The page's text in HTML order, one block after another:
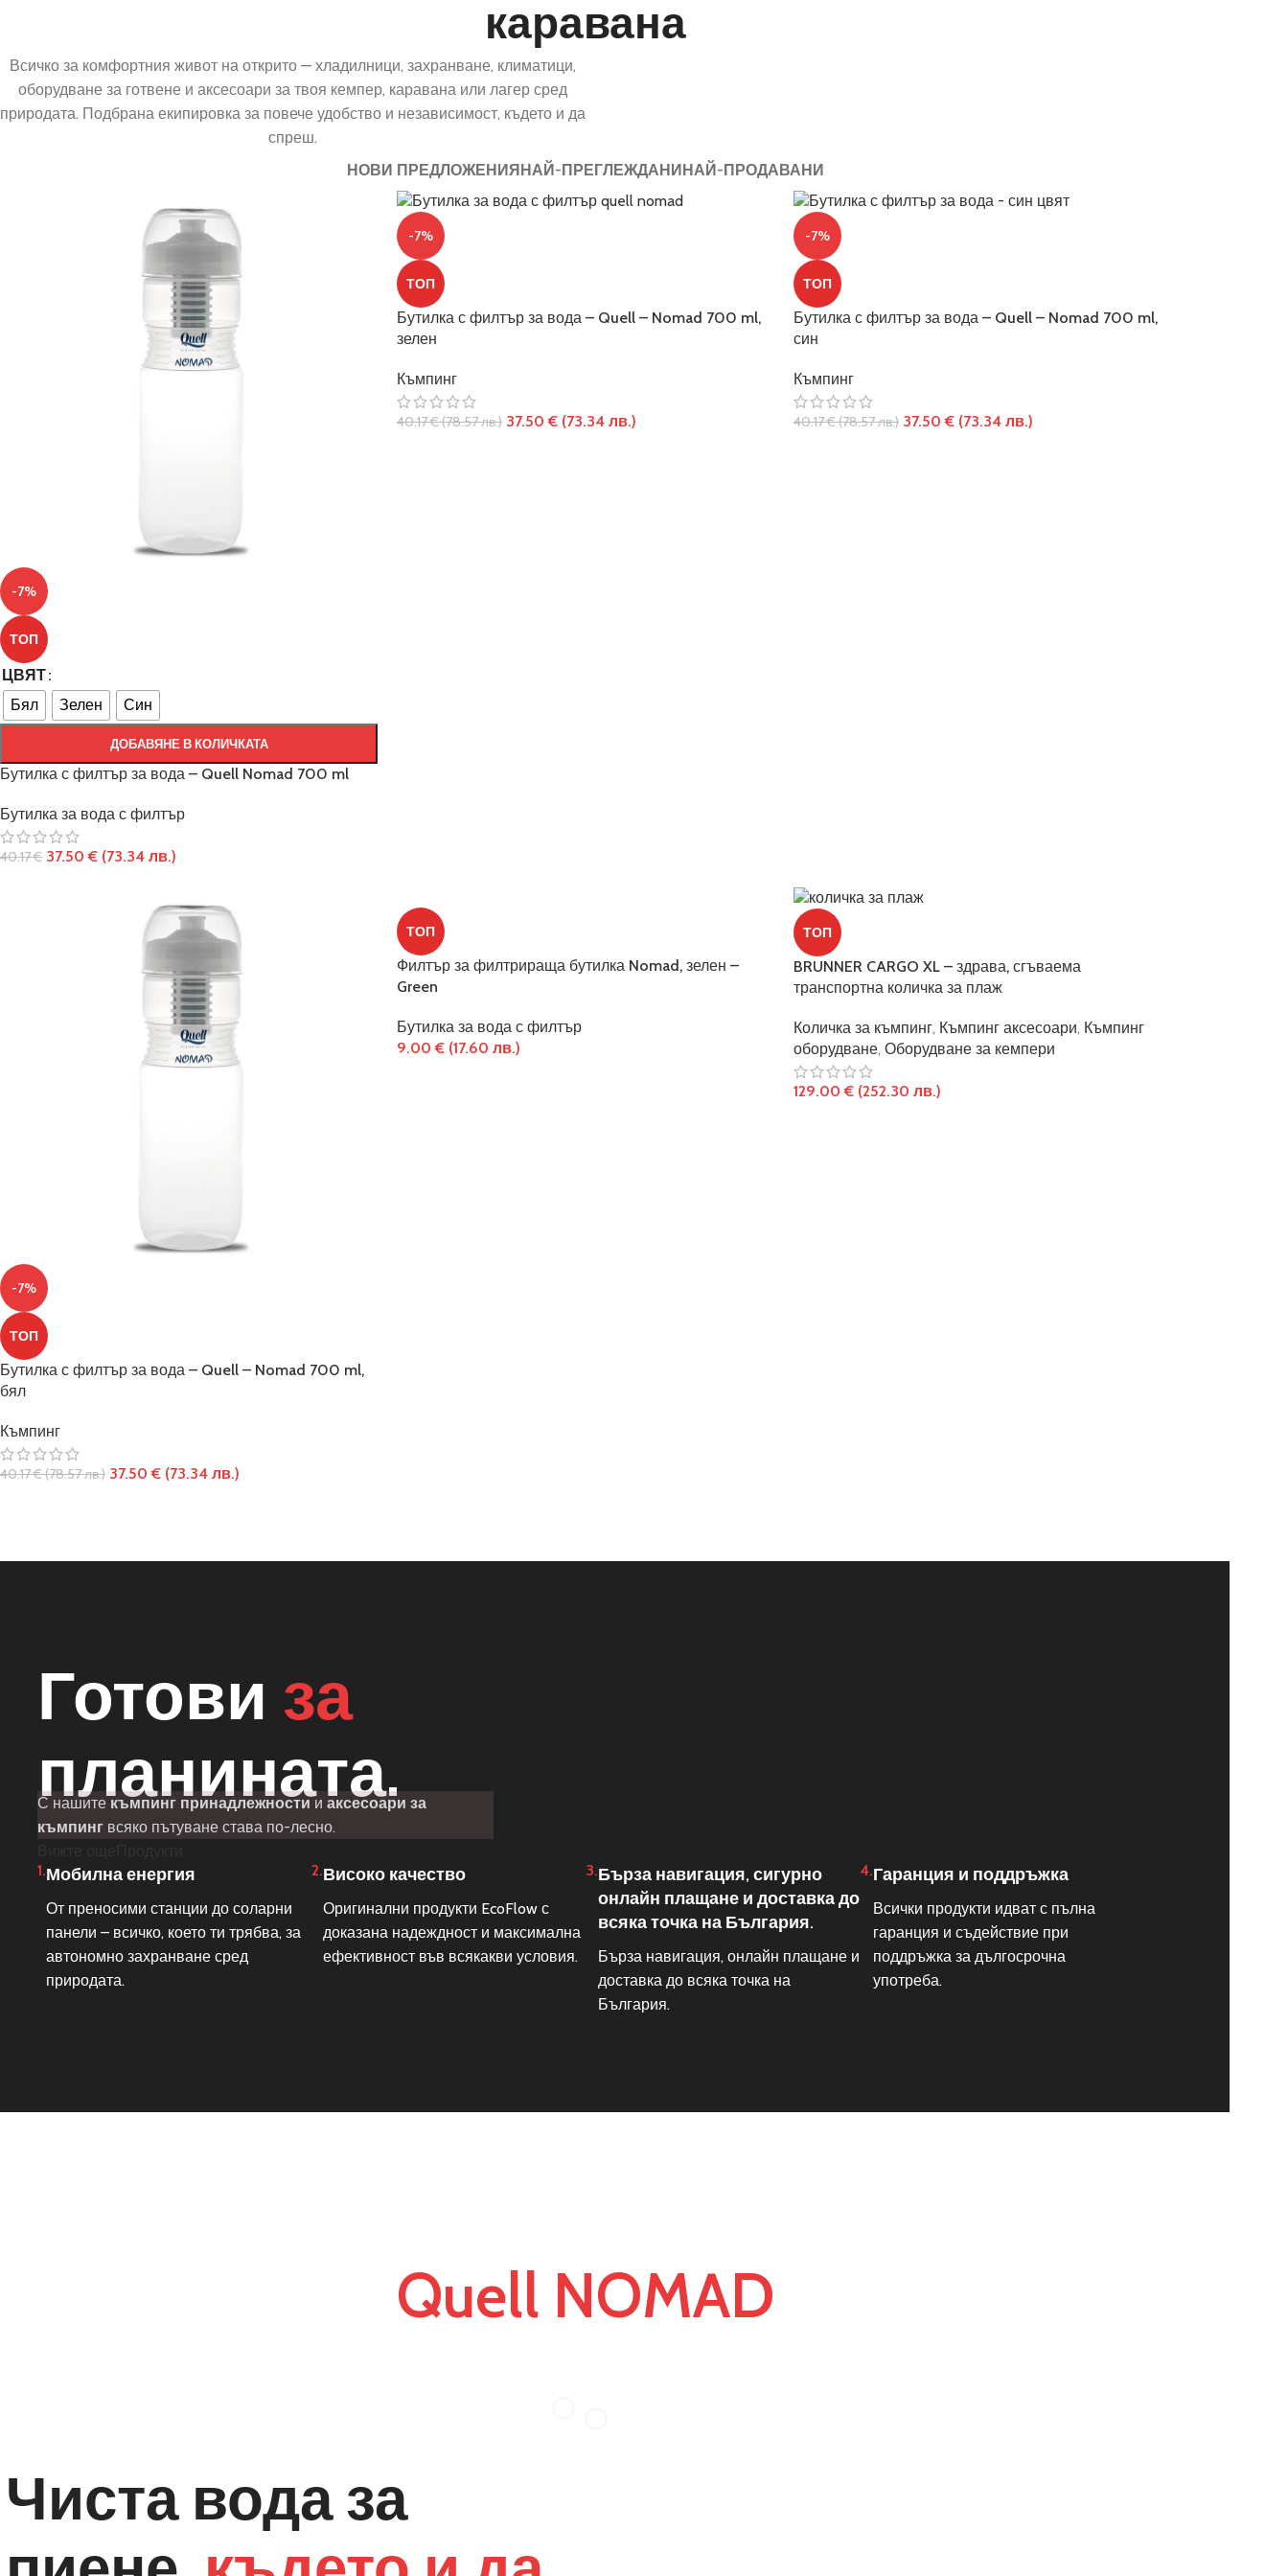
каравана
Всичко за комфортния живот на открито — хладилници, захранване, климатици,
оборудване за готвене и аксесоари за твоя кемпер, каравана или лагер сред
природата. Подбрана екипировка за повече удобство и независимост, където и да
спреш.
НОВИ ПРЕДЛОЖЕНИЯНАЙ-ПРЕГЛЕЖДАНИНАЙ-ПРОДАВАНИ
-7%
ТОП
ЦВЯТ
Бял
Зелен Син
ДОБАВЯНЕ В КОЛИЧКАТА
Бутилка с филтър за вода – Quell Nomad 700 ml
Бутилка за вода с филтър
40.17€ 37.50€ (73.34 лв.)
-7%
ТОП
Бутилка с филтър за вода – Quell – Nomad 700 ml,
зелен
Къмпинг
40.17€(78.57 лв.) 37.50€ (73.34 лв.)
-7%
ТОП
Бутилка с филтър за вода – Quell – Nomad 700 ml,
син
Къмпинг
40.17€(78.57 лв.) 37.50€ (73.34 лв.)
-7%
ТОП
Бутилка с филтър за вода – Quell – Nomad 700 ml,
бял
Къмпинг
40.17€(78.57 лв.) 37.50€ (73.34 лв.)
ТОП
Филтър за филтрираща бутилка Nomad, зелен –
Green
Бутилка за вода с филтър
9.00€ (17.60 лв.)
ТОП
BRUNNER CARGO XL – здрава, сгъваема
транспортна количка за плаж
Количка за къмпинг, Къмпинг аксесоари, Къмпинг
оборудване, Оборудване за кемпери
129.00€ (252.30 лв.)
Готови за
планината.
С нашите къмпинг принадлежностииаксесоари за
къмпинг всяко пътуване става по-лесно.
1.Мобилна енергия
От преносими станции до соларни
панели – всичко, което ти трябва, за
автономно захранване сред
природата.
2.Високо качество
Оригинални продукти EcoFlow с
доказана надеждност и максимална
ефективност във всякакви условия.
3.Бърза навигация, сигурно
онлайн плащане и доставка до
всяка точка на България.
Бърза навигация, онлайн плащане и
доставка до всяка точка на
България.
4.Гаранция и поддръжка
Всички продукти идват с пълна
гаранция и съдействие при
поддръжка за дългосрочна
употреба.
Quell NOMAD
Чиста вода за